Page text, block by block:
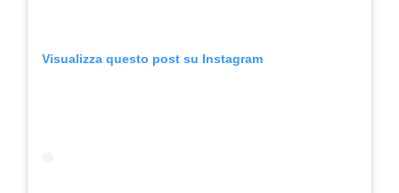
Visualizza questo post su Instagram